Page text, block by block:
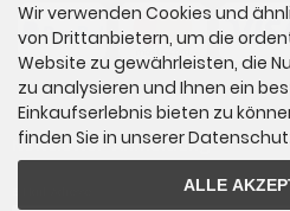
Newsletter-Anmeldung
Wir verwenden Cookies und
von Drittanbietern, um die
Website zu gewährleisten, die
zu analysieren und Ihnen ein
Einkaufserlebnis bieten zu
finden Sie in unserer
ALLE